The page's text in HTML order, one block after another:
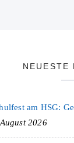
NEUESTE
2026